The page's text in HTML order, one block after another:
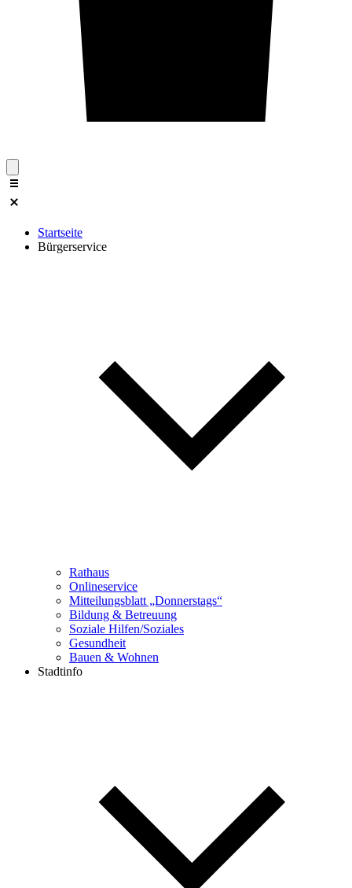
Startseite
Bürgerservice
Rathaus
Onlineservice
Mitteilungsblatt „Donnerstags“
Bildung & Betreuung
Soziale Hilfen/Soziales
Gesundheit
Bauen & Wohnen
Stadtinfo